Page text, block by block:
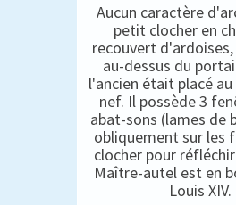
Aucun caractère
petit clocher en
recouvert
au-dessus du
l'ancien était placé
nef. Il possède 3
abat-sons (lames de
obliquement sur les
clocher pour
Maître-autel est en
Louis XIV.